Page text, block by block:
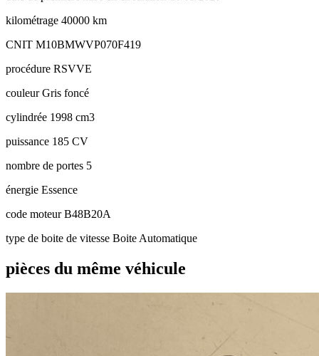
kilométrage 40000 km
CNIT M10BMWVP070F419
procédure RSVVE
couleurGris foncé
cylindrée 1998 cm3
puissance 185 CV
nombre de portes 5
énergie Essence
code moteurB48B20A
type de boite de vitesse Boite Automatique
pièces du même véhicule